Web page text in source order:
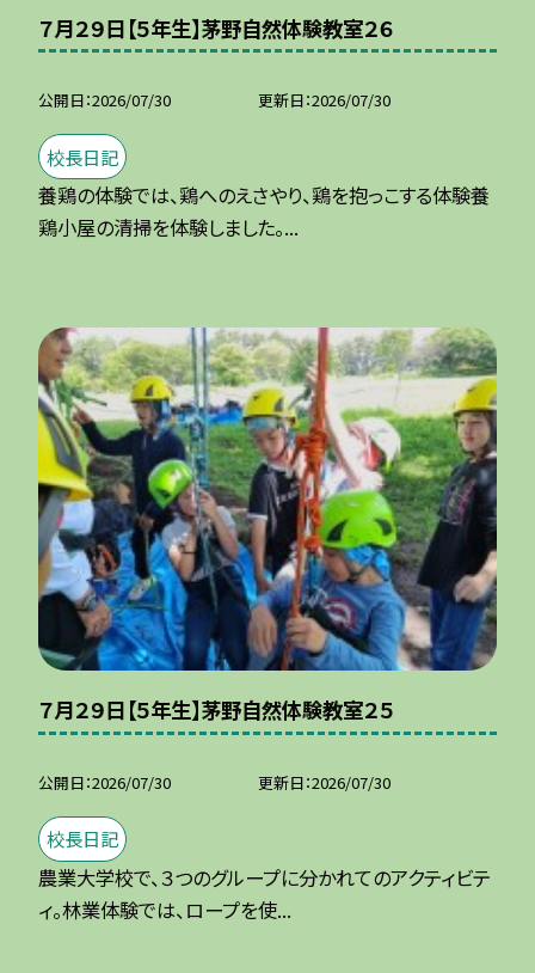
７月２９日【５年生】茅野自然体験教室２６
公開日 2026/07/30 更新日 2026/07/30
校長日記
養鶏の体験では、鶏へのえさやり、鶏を抱っこする体験養
鶏小屋の清掃を体験しました。...
７月２９日【５年生】茅野自然体験教室２５
公開日 2026/07/30 更新日 2026/07/30
校長日記
農業大学校で、３つのグループに分かれてのアクティビテ
ィ。林業体験では、ロープを使...